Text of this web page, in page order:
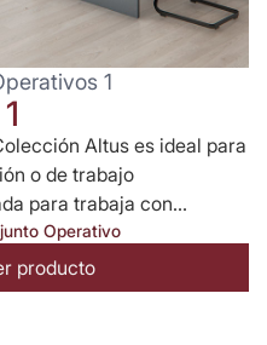
1
Altus es ideal para
o de trabajo
para trabaja con...
Operativo
producto